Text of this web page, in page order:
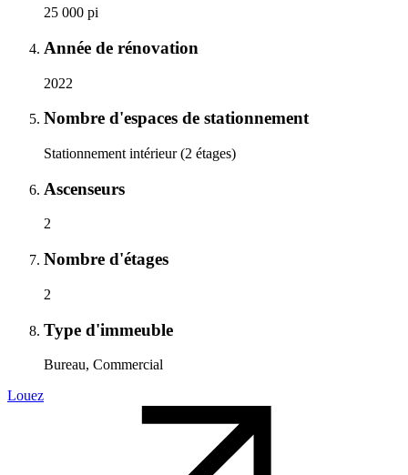
25 000 pi
Année de rénovation
2022
Nombre d'espaces de stationnement
Stationnement intérieur (2 étages)
Ascenseurs
2
Nombre d'étages
2
Type d'immeuble
Bureau, Commercial
Louez